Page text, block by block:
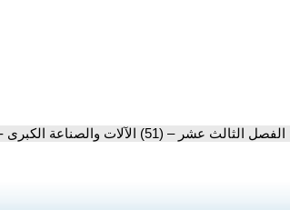
– (51) الآلات والصناعة الكبرى - كارل ماركس